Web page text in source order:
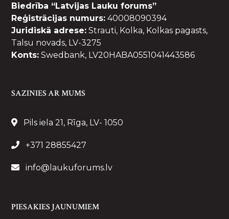
Biedrība “Latvijas Lauku forums”
Reģistrācijas numurs: 40008090394
Juridiskā adrese: Strauti, Kolka, Kolkas pagasts,
Talsu novads, LV-3275
Konts: Swedbank, LV20HABA0551041443586
SAZINIES AR MUMS
Pils iela 21, Rīga, LV- 1050
+371 28855427
info@laukuforums.lv
PIESAKIES JAUNUMIEM